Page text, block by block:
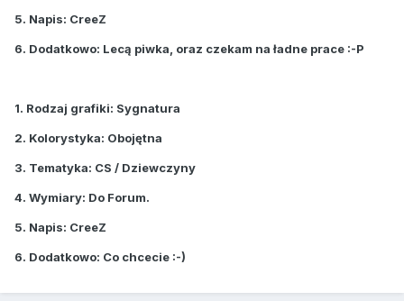
5. Napis: CreeZ
6. Dodatkowo: Lecą piwka, oraz czekam na ładne prace :-P
1. Rodzaj grafiki: Sygnatura
2. Kolorystyka: Obojętna
3. Tematyka: CS / Dziewczyny
4. Wymiary: Do Forum.
5. Napis: CreeZ
6. Dodatkowo: Co chcecie :-)